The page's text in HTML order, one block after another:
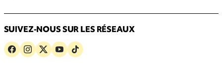
SUIVEZ-NOUS SUR LES RÉSEAUX